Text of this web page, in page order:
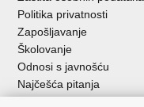
Politika privatnosti
Zapošljavanje
Školovanje
Odnosi s javnošću
Najčešća pitanja